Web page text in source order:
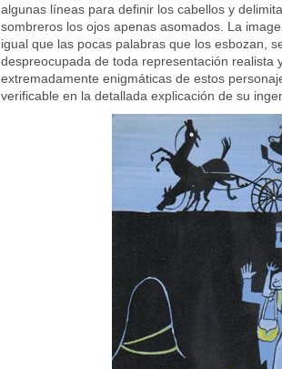
algunas líneas para definir los cabellos y
sombreros los ojos apenas asomados. La
igual que las pocas palabras que los esbozan,
despreocupada de toda representación realista
extremadamente enigmáticas de estos
verificable en la detallada explicación de su